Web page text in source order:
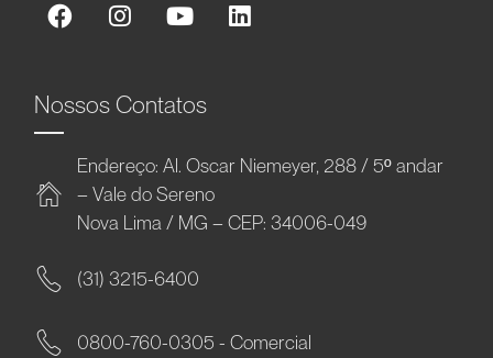
Nossos Contatos
Endereço: Al. Oscar Niemeyer, 288 / 5º andar
– Vale do Sereno
Nova Lima / MG – CEP: 34006-049
(31) 3215-6400
0800-760-0305 - Comercial